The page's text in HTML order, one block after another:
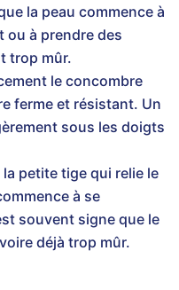
la peau commence à
ou à prendre des
trop mûr.
le concombre
ferme et résistant. Un
sous les doigts
petite tige qui relie le
à se
souvent signe que le
déjà trop mûr.